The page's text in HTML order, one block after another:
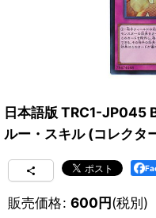
日本語版 TRC1-JP045
ルー・スキル (コレクタ
販売価格: 600円(税別)